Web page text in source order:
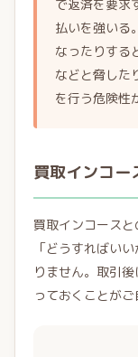
で返済を要求
払いを強いる
なったりする
などと脅した
を行う危険性
買取インコー
買取インコースと
「どうすればい
りません。取引
っておくことがご